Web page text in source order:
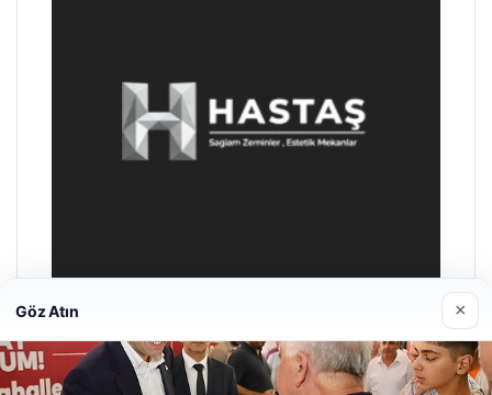
Enes Kaplan Avukatlık Bürosu
28/04/2026
Göz Atın ×